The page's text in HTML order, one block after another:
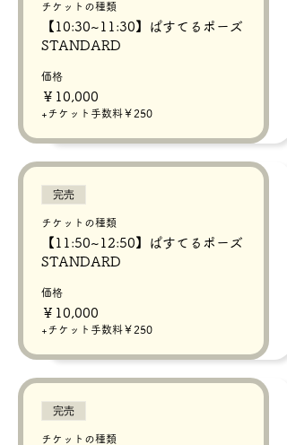
チケットの種類
【10:30~11:30】ぱすてるポーズ
STANDARD
価格
￥10,000
+チケット手数料￥250
完売
チケットの種類
【11:50~12:50】ぱすてるポーズ
STANDARD
価格
￥10,000
+チケット手数料￥250
完売
チケットの種類